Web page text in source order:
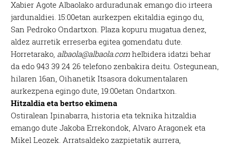
Xabier Agote Albaolako arduradunak emango dio irteera
jardunaldiei. 15:00etan aurkezpen ekitaldia egingo du,
San Pedroko Ondartxon. Plaza kopuru mugatua denez,
aldez aurretik erreserba egitea gomendatu dute.
Horretarako, albaola@albaola.com helbidera idatzi behar
da edo 943 39 24 26 telefono zenbakira deitu. Ostegunean,
hilaren 16an, Oihanetik Itsasora dokumentalaren
aurkezpena egingo dute, 19:00etan Ondartxon.
Hitzaldia eta bertso ekimena
Ostiralean Ipinabarra, historia eta teknika hitzaldia
emango dute Jakoba Errekondok, Alvaro Aragonek eta
Mikel Leozek. Arratsaldeko zazpietatik aurrera,